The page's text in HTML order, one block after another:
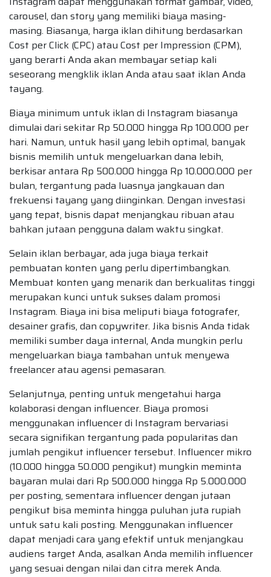
carousel, dan story yang memiliki biaya masing-
masing. Biasanya, harga iklan dihitung berdasarkan
Cost per Click (CPC) atau Cost per Impression (CPM),
yang berarti Anda akan membayar setiap kali
seseorang mengklik iklan Anda atau saat iklan Anda
tayang.
Biaya minimum untuk iklan di Instagram biasanya
dimulai dari sekitar Rp 50.000 hingga Rp 100.000 per
hari. Namun, untuk hasil yang lebih optimal, banyak
bisnis memilih untuk mengeluarkan dana lebih,
berkisar antara Rp 500.000 hingga Rp 10.000.000 per
bulan, tergantung pada luasnya jangkauan dan
frekuensi tayang yang diinginkan. Dengan investasi
yang tepat, bisnis dapat menjangkau ribuan atau
bahkan jutaan pengguna dalam waktu singkat.
Selain iklan berbayar, ada juga biaya terkait
pembuatan konten yang perlu dipertimbangkan.
Membuat konten yang menarik dan berkualitas tinggi
merupakan kunci untuk sukses dalam promosi
Instagram. Biaya ini bisa meliputi biaya fotografer,
desainer grafis, dan copywriter. Jika bisnis Anda tidak
memiliki sumber daya internal, Anda mungkin perlu
mengeluarkan biaya tambahan untuk menyewa
freelancer atau agensi pemasaran.
Selanjutnya, penting untuk mengetahui harga
kolaborasi dengan influencer. Biaya promosi
menggunakan influencer di Instagram bervariasi
secara signifikan tergantung pada popularitas dan
jumlah pengikut influencer tersebut. Influencer mikro
(10.000 hingga 50.000 pengikut) mungkin meminta
bayaran mulai dari Rp 500.000 hingga Rp 5.000.000
per posting, sementara influencer dengan jutaan
pengikut bisa meminta hingga puluhan juta rupiah
untuk satu kali posting. Menggunakan influencer
dapat menjadi cara yang efektif untuk menjangkau
audiens target Anda, asalkan Anda memilih influencer
yang sesuai dengan nilai dan citra merek Anda.